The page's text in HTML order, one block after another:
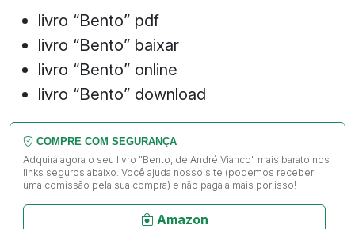
livro “Bento” pdf
livro “Bento” baixar
livro “Bento” online
livro “Bento” download
COMPRE COM SEGURANÇA
Adquira agora o seu livro "Bento, de André Vianco" mais barato nos
links seguros abaixo. Você ajuda nosso site (podemos receber
uma comissão pela sua compra) e não paga a mais por isso!
Amazon